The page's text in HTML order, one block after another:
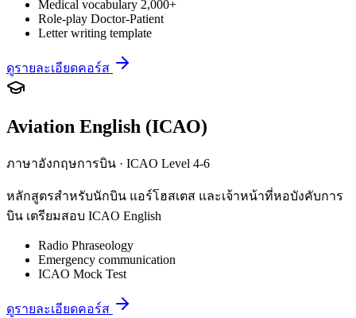
Medical vocabulary 2,000+
Role-play Doctor-Patient
Letter writing template
ดูรายละเอียดคอร์ส
Aviation English (ICAO)
ภาษาอังกฤษการบิน · ICAO Level 4-6
หลักสูตรสำหรับนักบิน แอร์โฮสเตส และเจ้าหน้าที่หอบังคับการ
บิน เตรียมสอบ ICAO English
Radio Phraseology
Emergency communication
ICAO Mock Test
ดูรายละเอียดคอร์ส